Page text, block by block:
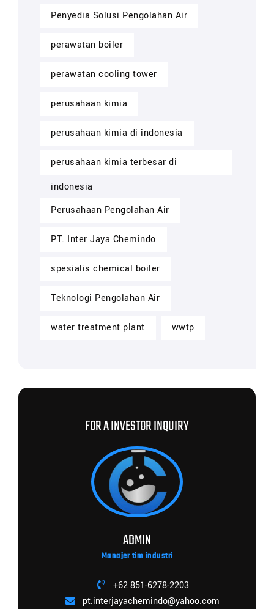
Penyedia Solusi Pengolahan Air
perawatan boiler
perawatan cooling tower
perusahaan kimia
perusahaan kimia di indonesia
perusahaan kimia terbesar di
indonesia
Perusahaan Pengolahan Air
PT. Inter Jaya Chemindo
spesialis chemical boiler
Teknologi Pengolahan Air
water treatment plant wwtp
FOR A INVESTOR INQUIRY
ADMIN
Manajer tim industri
+62 851-6278-2203
pt.interjayachemindo@yahoo.com